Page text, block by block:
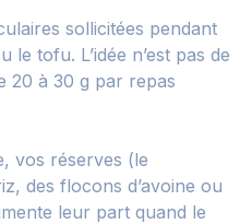
sollicitées pendant
tofu. L’idée n’est pas de
20 à 30 g par repas
vos réserves (le
des flocons d’avoine ou
leur part quand le